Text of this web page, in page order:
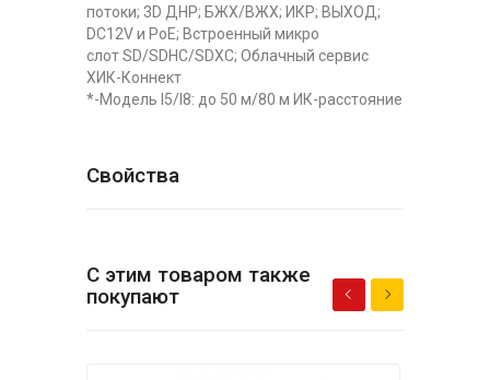
потоки; 3D ДНР; БЖХ/ВЖХ; ИКР; ВЫХОД;
DC12V и PoE; Встроенный микро
слот SD/SDHC/SDXC; Облачный сервис
ХИК-Коннект
*-Модель I5/I8: до 50 м/80 м ИК-расстояние
Свойства
С этим товаром также
покупают